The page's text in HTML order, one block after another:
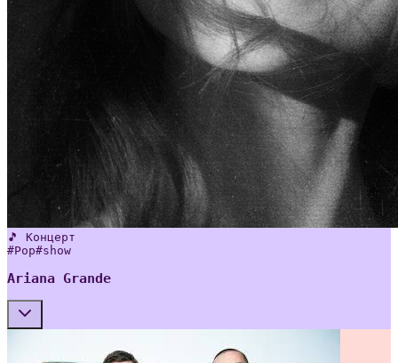
🎵 Концерт
#Pop#show
Ariana Grande